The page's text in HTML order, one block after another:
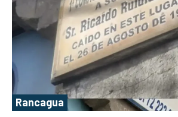
Rancagua